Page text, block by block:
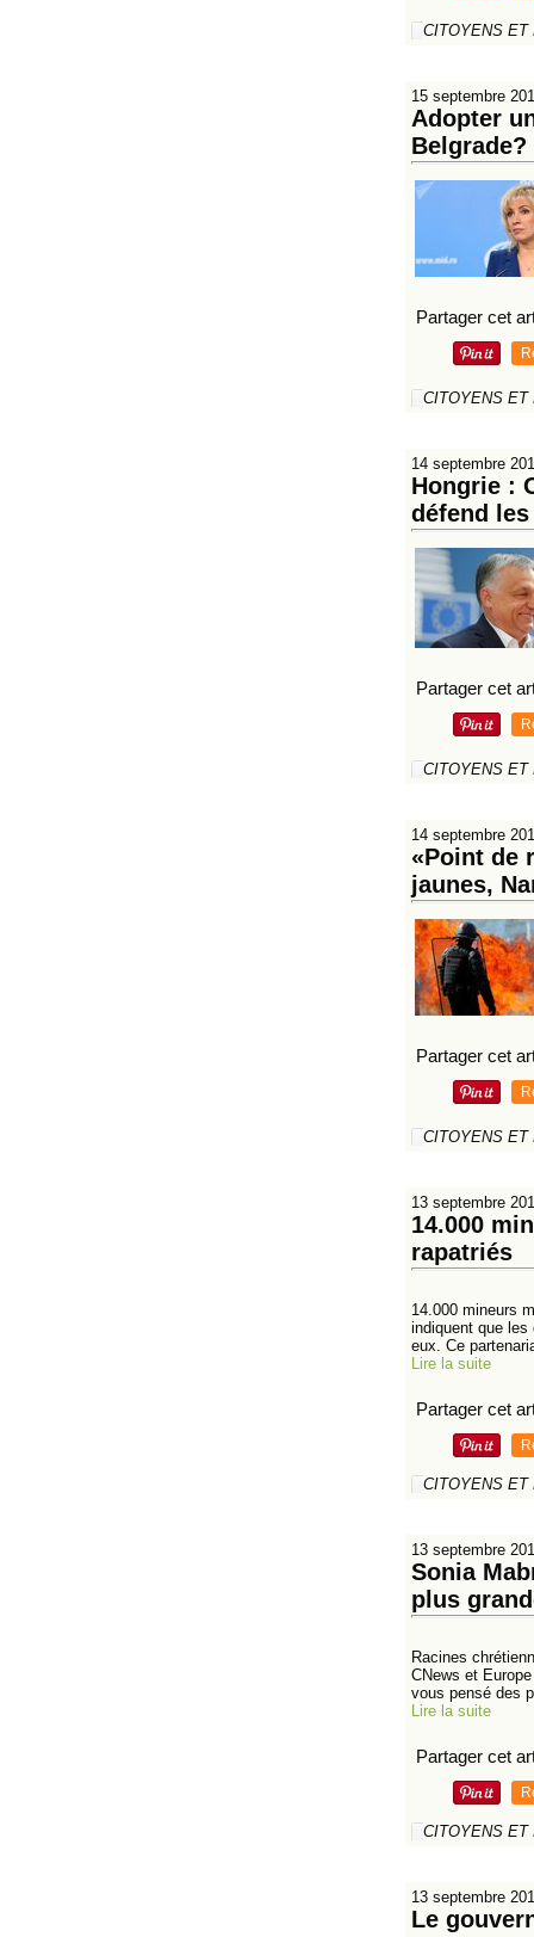
CITOYENS ET
15 septembre
Adopter
Belgrade?
Partager cet
CITOYENS ET
14 septembre
Hongrie :
défend
Partager cet
CITOYENS ET
14 septembre
«Point de
jaunes,
Partager cet
CITOYENS ET
13 septembre
14.000
rapatriés
14.000 mineurs
indiquent que
eux. Ce
Lire la suite
Partager cet
CITOYENS ET
13 septembre
Sonia
plus
Racines
CNews et
vous pensé des
Lire la suite
Partager cet
CITOYENS ET
13 septembre
Le